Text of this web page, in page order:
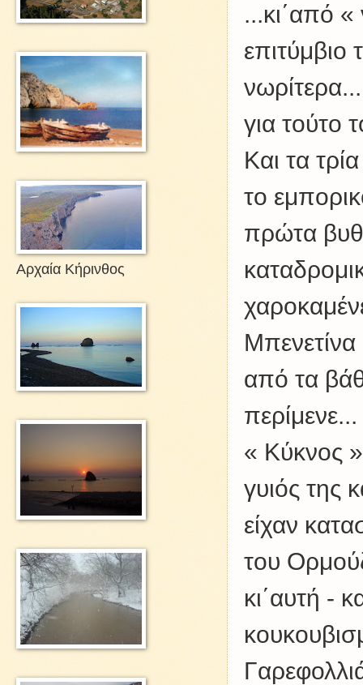
...κι΄από
επιτύμβιο
για τούτο
Και τα
το
πρώτα
Μπενετίνα
από τα
« Κύκνος »
γυιός της
είχαν
του
κι΄αυτή -
Αρχαία Κήρινθος